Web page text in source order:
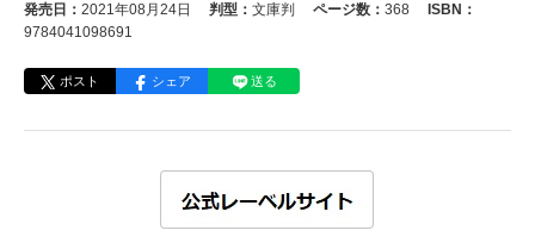
発売日： 2021年08月24日 判型： 文庫判 ページ数： 368
ISBN：
9784041098691
ポスト シェア 送る